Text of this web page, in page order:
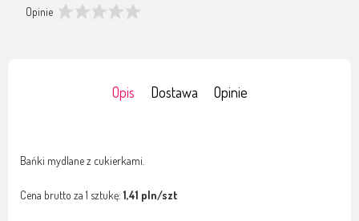
Opinie
Opis Dostawa Opinie
Bańki mydlane z cukierkami.
Cena brutto za 1 sztukę:1,41 pln/szt